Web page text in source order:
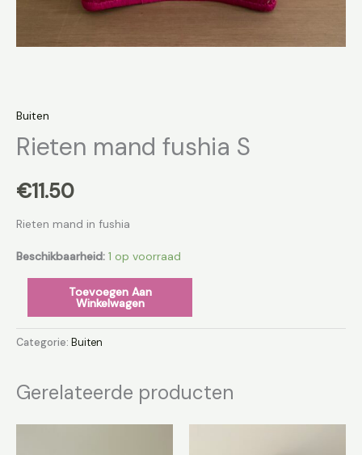
Buiten
Rieten mand fushia S
€11.50
Rieten mand in fushia
Beschikbaarheid: 1 op voorraad
Toevoegen Aan
Winkelwagen
Categorie: Buiten
Gerelateerde producten